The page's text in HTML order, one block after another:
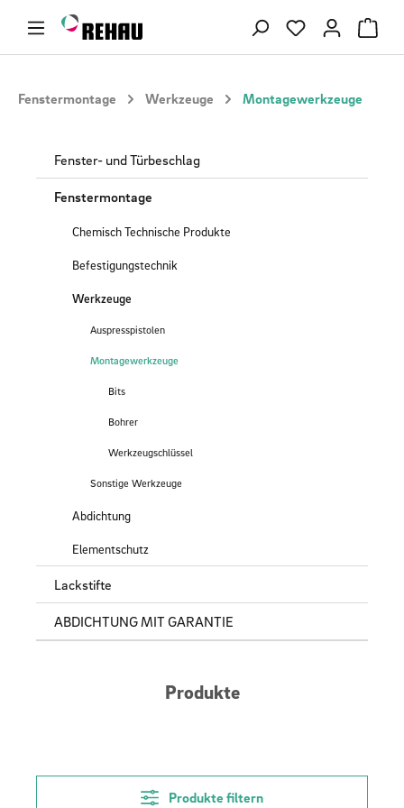
Zum Hauptinhalt springen Du hast 0
Fenstermontage Werkzeuge Montagewerkzeuge
Fenster- und Türbeschlag
Fenstermontage
Chemisch Technische Produkte
Befestigungstechnik
Werkzeuge
Auspresspistolen
Montagewerkzeuge
Bits
Bohrer
Werkzeugschlüssel
Sonstige Werkzeuge
Abdichtung
Elementschutz
Lackstifte
ABDICHTUNG MIT GARANTIE
Produkte
Produkte filtern